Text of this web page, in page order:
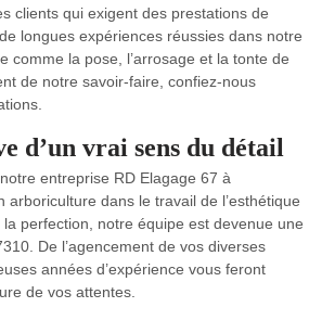
clients qui exigent des prestations de
longues expériences réussies dans notre
la pose, l’arrosage et la tonte de
de notre savoir-faire, confiez-nous
d’un vrai sens du détail
entreprise RD Elagage 67 à
dans le travail de l’esthétique
perfection, notre équipe est devenue une
De l’agencement de vos diverses
années d’expérience vous feront
de vos attentes.